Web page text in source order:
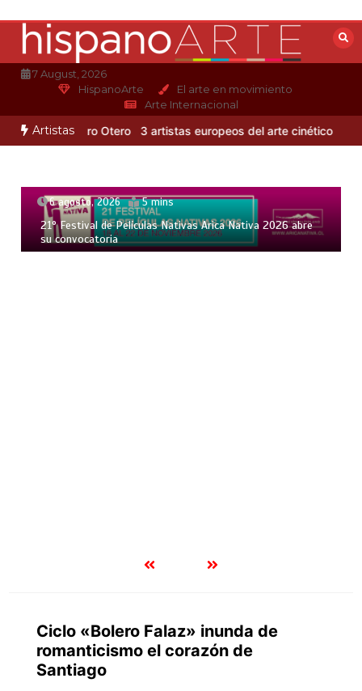
contenido
7 August, 2026
HispanoArte
El arte en movimiento
Arte Internacional
Artistas
de Alejandro Otero 3 artistas europeos del arte cinético
6 agosto, 2026 5 mins
21° Festival de Películas Nativas Arica Nativa 2026 abre
su convocatoria
Ciclo «Bolero Falaz» inunda de
romanticismo el corazón de
Santiago